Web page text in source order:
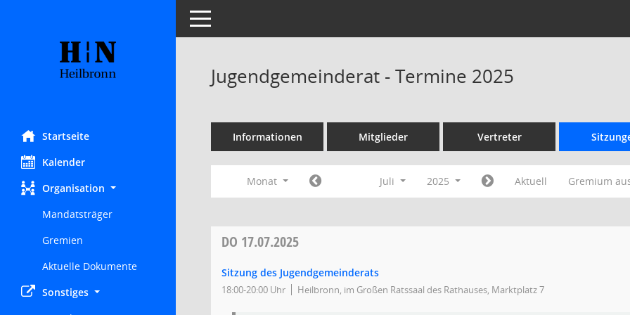
Startseite
Kalender
Organisation
Mandatsträger
Gremien
Aktuelle Dokumente
Sonstiges
Toggle navigation
Jugendgemeinderat - Termine 2025
Informationen Mitglieder Vertreter
Monat Juli 2025 Aktuell Gremium
DO 17.07.2025
Sitzung des Jugendgemeinderats
18:00-20:00 Uhr Heilbronn, im Großen Ratssaal des Rathauses, Marktplatz 7